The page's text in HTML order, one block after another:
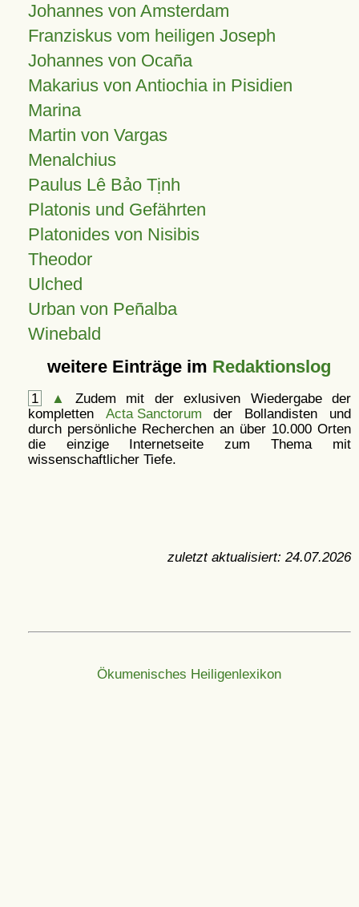
Johannes von Amsterdam
Franziskus vom heiligen Joseph
Johannes von Ocaña
Makarius von Antiochia in Pisidien
Marina
Martin von Vargas
Menalchius
Paulus Lê Bảo Tịnh
Platonis und Gefährten
Platonides von Nisibis
Theodor
Ulched
Urban von Peñalba
Winebald
weitere Einträge im Redaktionslog
1 ▲
Zudem mit der exlusiven Wiedergabe der
kompletten Acta Sanctorum der Bollandisten und
durch persönliche Recherchen an über 10.000 Orten
die einzige Internetseite zum Thema mit
wissenschaftlicher Tiefe.
zuletzt aktualisiert: 24.07.2026
Ökumenisches Heiligenlexikon